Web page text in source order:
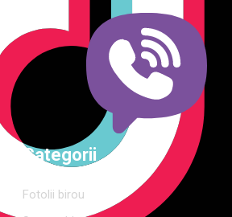
extinsă și consultanță gratuită
Categorii
Fotolii birou